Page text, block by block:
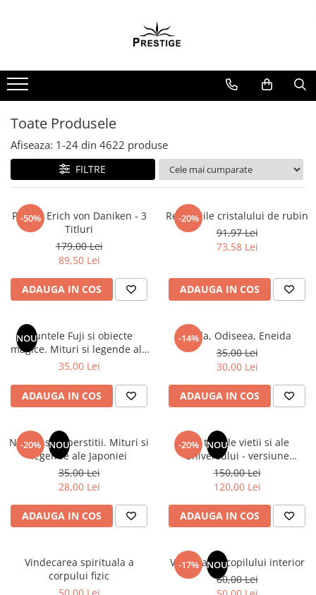
Noutati
Promotii
Spiritualitate - Ezoterism
AngelConnection
Arte Divinatorii
Chiromantie
Dezvoltare Spirituala
KidConnection
Minte Corp
New Illuminati Files
Numerologie
Paranormal
Parapsihologie
Ramtha
Audiobook
ReConnect
Religie
Crestinism
ScienceConnection
SelfConnect
Vindecare Spirituala
Sanatate
Toate Produsele
Afiseaza: 1-24 din 4622 produse
FILTRE
-50%
Pachet Erich von Daniken - 3
Titluri
179,00 Lei
89,50 Lei
ADAUGA IN COS
-20%
Revelatiile cristalului de rubin
91,97 Lei
73,58 Lei
ADAUGA IN COS
NOUMuntele Fuji si obiecte
magice. Mituri si legende ale
Japoniei
35,00 Lei
ADAUGA IN COS
-14%
Iliada, Odiseea, Eneida
35,00 Lei
30,00 Lei
ADAUGA IN COS
-20% NOU
Natura si superstitii. Mituri si
legende ale Japoniei
35,00 Lei
28,00 Lei
ADAUGA IN COS
-20% NOU
Din tainele vietii si ale
Universului - versiune
originala din 1939. Volumele I-
III. Cutie de colectie -Scarlat
Demetrescu
150,00 Lei
120,00 Lei
ADAUGA IN COS
Vindecarea spirituala a
corpului fizic
-17% NOU
Vindecarea copilului interior
60,00 Lei